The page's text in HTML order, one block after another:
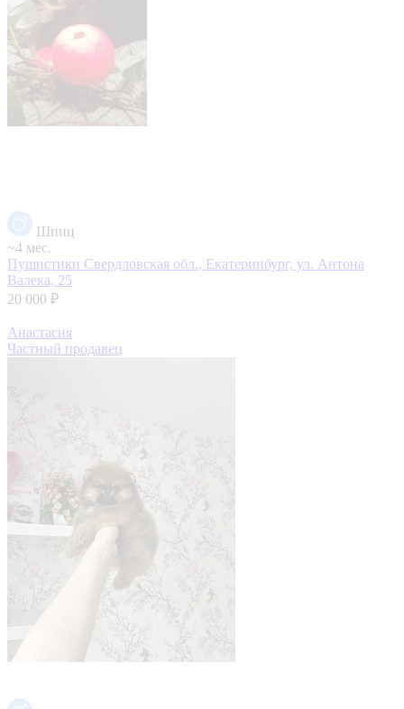
Шпиц
~4 мес.
Пушистики Свердловская обл., Екатеринбург, ул. Антона
Валека, 25
20 000 ₽
Анастасия
Частный продавец